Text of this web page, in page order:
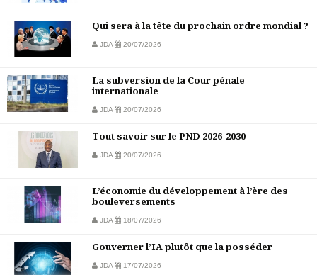
Qui sera à la tête du prochain ordre mondial ?
JDA 20/07/2026
La subversion de la Cour pénale
internationale
JDA 20/07/2026
Tout savoir sur le PND 2026-2030
JDA 20/07/2026
L’économie du développement à l’ère des
bouleversements
JDA 18/07/2026
Gouverner l’IA plutôt que la posséder
JDA 17/07/2026